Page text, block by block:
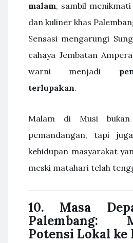
malam, sambil
dan kuliner khas
Sensasi mengarungi
cahaya Jembatan
warni menjadi
terlupakan.
Malam di Musi bukan
pemandangan, tapi
kehidupan masyarakat
meski matahari telah
10. Masa
Palembang:
Potensi Lokal ke